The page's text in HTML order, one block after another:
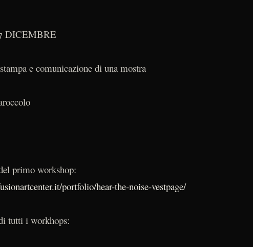
DICEMBRE
e comunicazione di una mostra
primo workshop:
portfolio/hear-the-noise-vestpage/
tutti i workhops: